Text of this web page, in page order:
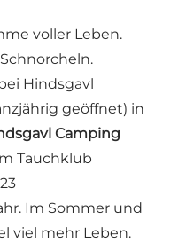
voller Leben.
Hindsgavl
geöffnet) in
Camping
Tauchklub
Im Sommer und
viel mehr Leben.